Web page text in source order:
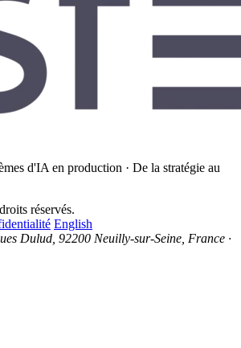
d'IA en production · De la stratégie au
réservés.
English
Dulud, 92200 Neuilly-sur-Seine, France ·